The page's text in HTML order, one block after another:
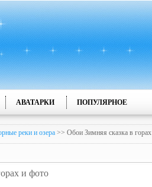
АВАТАРКИ ПОПУЛЯРНОЕ
реки и озера >> Обои Зимняя сказка в горах
и фото